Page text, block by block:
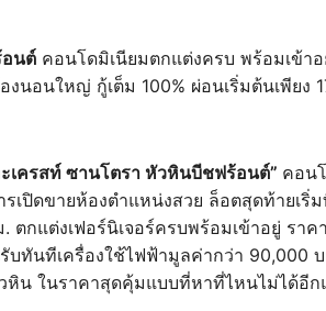
อนต์ คอนโดมิเนียมตกแต่งครบ พร้อมเข้า
นอนใหญ่ กู้เต็ม 100% ผ่อนเริ่มต้นเพียง
ะเครสท์ ซานโตรา หัวหินบีชฟร้อนต์” คอน
รเปิดขายห้องตำแหน่งสวย ล็อตสุดท้ายเ
กแต่งเฟอร์นิเจอร์ครบพร้อมเข้าอยู่ ราค
ทันทีเครื่องใช้ไฟฟ้ามูลค่ากว่า 90,000
หิน ในราคาสุดคุ้มแบบที่หาที่ไหนไม่ได้อีก